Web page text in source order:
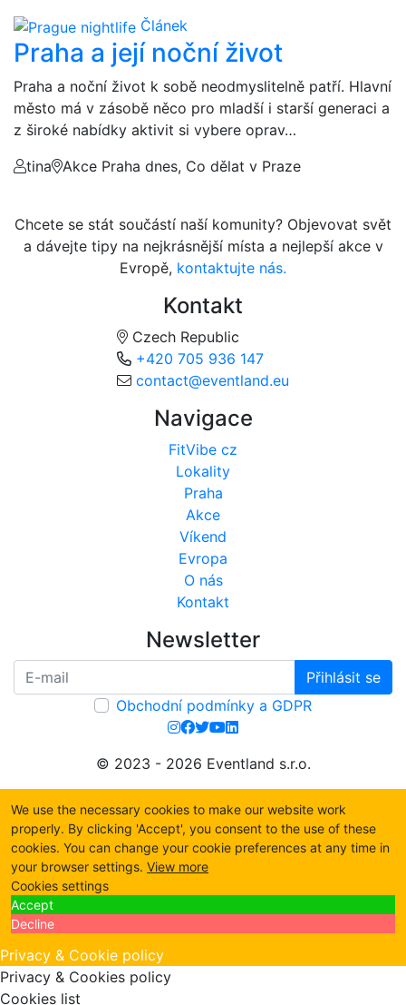
Článek
Praha a její noční život
Praha a noční život k sobě neodmyslitelně patří. Hlavní
město má v zásobě něco pro mladší i starší generaci a
z široké nabídky aktivit si vybere oprav…
tina
Akce Praha dnes, Co dělat v Praze
Chcete se stát součástí naší komunity? Objevovat svět
a dávejte tipy na nejkrásnější místa a nejlepší akce v
Evropě, kontaktujte nás.
Kontakt
Czech Republic
+420 705 936 147
contact@eventland.eu
Navigace
FitVibe cz
Lokality
Praha
Akce
Víkend
Evropa
O nás
Kontakt
Newsletter
Přihlásit se
Obchodní podmínky a GDPR
© 2023 - 2026 Eventland s.r.o.
We use the necessary cookies to make our website work
properly. By clicking 'Accept', you consent to the use of these
cookies. You can change your cookie preferences at any time in
your browser settings. View more
Cookies settings
Accept
Decline
Privacy & Cookie policy
Privacy & Cookies policy
Cookies list